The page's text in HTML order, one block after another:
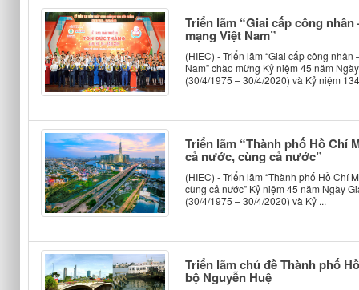
Triển lãm “Giai cấp công
mạng Việt Nam”
(HIEC) - Triển lãm “Giai cấp công
Nam” chào mừng Kỷ niệm 45 năm
(30/4/1975 – 30/4/2020) và Kỷ niệm
Triển lãm “Thành phố Hồ Chí
cả nước, cùng cả nước”
(HIEC) - Triển lãm “Thành phố Hồ Chí
cùng cả nước” Kỷ niệm 45 năm Ngày
(30/4/1975 – 30/4/2020) và Kỷ ...
Triển lãm chủ đề Thành phố
bộ Nguyễn Huệ